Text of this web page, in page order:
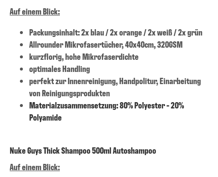
Auf einem Blick:
Packungsinhalt: 2x blau / 2x orange / 2x weiß / 2x grün
Allrounder Mikrofasertücher, 40x40cm, 320GSM
kurzflorig, hohe Mikrofaserdichte
optimales Handling
perfekt zur Innenreinigung, Handpolitur, Einarbeitung
von Reinigungsprodukten
Materialzusammensetzung: 80% Polyester - 20%
Polyamide
Nuke Guys Thick Shampoo 500ml Autoshampoo
Auf einem Blick: